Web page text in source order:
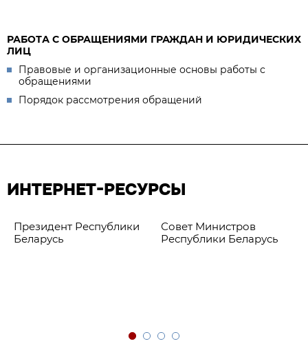
РАБОТА С ОБРАЩЕНИЯМИ ГРАЖДАН И ЮРИДИЧЕСКИХ
ЛИЦ
Правовые и организационные основы работы с
обращениями
Порядок рассмотрения обращений
ИНТЕРНЕТ-РЕСУРСЫ
Президент Республики
Беларусь
Совет Министров
Республики Беларусь